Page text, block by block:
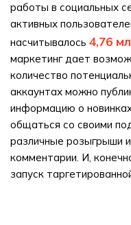
работы в социальных
активных
насчитывалось 4,76
маркетинг дает
количество
аккаунтах можно
информацию о
общаться со своими
различные розыгрыши
комментарии. И,
запуск